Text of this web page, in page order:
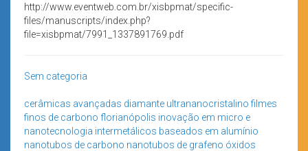
http://www.eventweb.com.br/xisbpmat/specific-
files/manuscripts/index.php?
file=xisbpmat/7991_1337891769.pdf
Sem categoria
cerâmicas avançadas diamante ultrananocristalino filmes
finos de carbono florianópolis inovação em micro e
nanotecnologia intermetálicos baseados em alumínio
nanotubos de carbono nanotubos de grafeno óxidos